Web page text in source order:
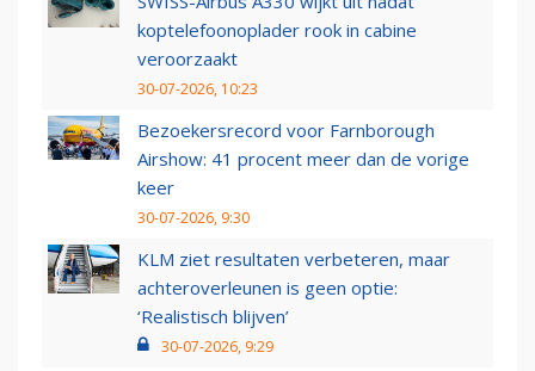
koptelefoonoplader rook in cabine
veroorzaakt
30-07-2026, 10:23
Bezoekersrecord voor Farnborough
Airshow: 41 procent meer dan de vorige
keer
30-07-2026, 9:30
KLM ziet resultaten verbeteren, maar
achteroverleunen is geen optie:
‘Realistisch blijven’
30-07-2026, 9:29